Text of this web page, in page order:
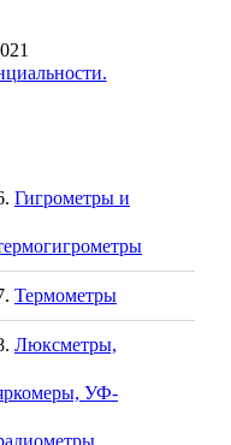
Гигрометры и
Термометры
Люксметры,
УФ-